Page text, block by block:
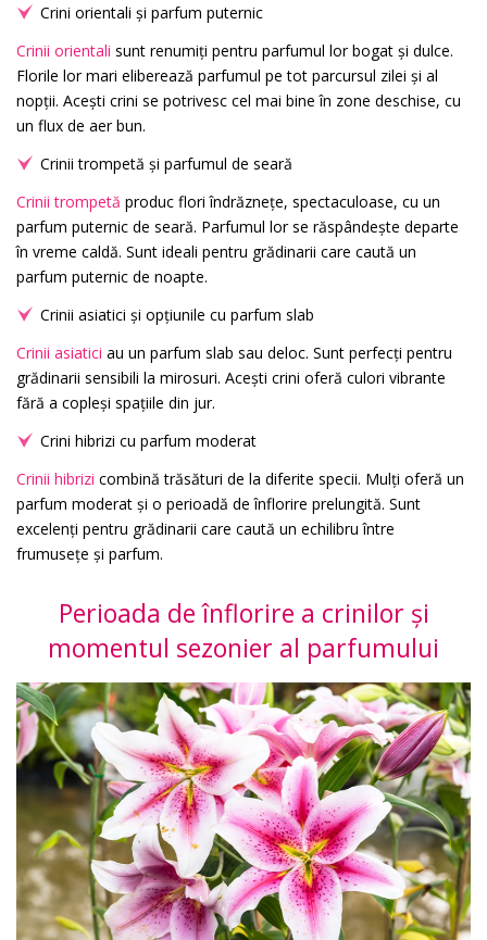
Crini orientali și parfum puternic
Crinii orientali sunt renumiți pentru parfumul lor bogat și dulce.
Florile lor mari eliberează parfumul pe tot parcursul zilei și al
nopții. Acești crini se potrivesc cel mai bine în zone deschise, cu
un flux de aer bun.
Crinii trompetă și parfumul de seară
Crinii trompetă produc flori îndrăznețe, spectaculoase, cu un
parfum puternic de seară. Parfumul lor se răspândește departe
în vreme caldă. Sunt ideali pentru grădinarii care caută un
parfum puternic de noapte.
Crinii asiatici și opțiunile cu parfum slab
Crinii asiatici au un parfum slab sau deloc. Sunt perfecți pentru
grădinarii sensibili la mirosuri. Acești crini oferă culori vibrante
fără a copleși spațiile din jur.
Crini hibrizi cu parfum moderat
Crinii hibrizi combină trăsături de la diferite specii. Mulți oferă un
parfum moderat și o perioadă de înflorire prelungită. Sunt
excelenți pentru grădinarii care caută un echilibru între
frumusețe și parfum.
Perioada de înflorire a crinilor și
momentul sezonier al parfumului